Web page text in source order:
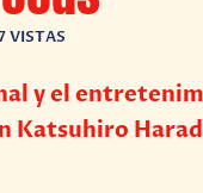
VISTAS
y el
Katsuhiro